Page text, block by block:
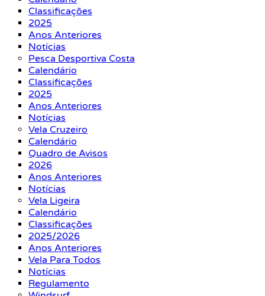
Classificações
2025
Anos Anteriores
Notícias
Pesca Desportiva Costa
Calendário
Classificações
2025
Anos Anteriores
Notícias
Vela Cruzeiro
Calendário
Quadro de Avisos
2026
Anos Anteriores
Notícias
Vela Ligeira
Calendário
Classificações
2025/2026
Anos Anteriores
Vela Para Todos
Notícias
Regulamento